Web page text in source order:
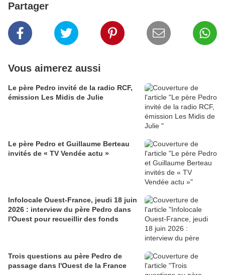
Partager
Vous aimerez aussi
Le père Pedro invité de la radio RCF,
émission Les Midis de Julie
Le père Pedro et Guillaume Berteau
invités de « TV Vendée actu »
Infolocale Ouest-France, jeudi 18 juin
2026 : interview du père Pedro dans
l'Ouest pour recueillir des fonds
Trois questions au père Pedro de
passage dans l'Ouest de la France